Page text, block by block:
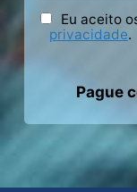
Eu aceito
privacidade.
Pague